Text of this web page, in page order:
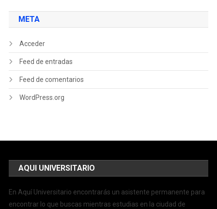
META
Acceder
Feed de entradas
Feed de comentarios
WordPress.org
AQUI UNIVERSITARIO
En Aquí Universitario encontrarás un asistente permanente para
encontrar lo que buscas mientras estudias en la ciudad de